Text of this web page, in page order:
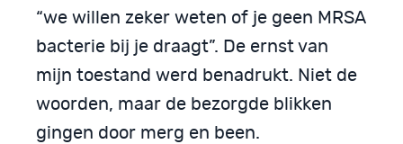
“we willen zeker weten of je geen MRSA
bacterie bij je draagt”. De ernst van
mijn toestand werd benadrukt. Niet de
woorden, maar de bezorgde blikken
gingen door merg en been.